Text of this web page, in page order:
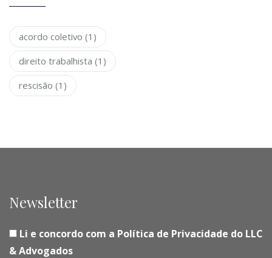
acordo coletivo (1)
direito trabalhista (1)
rescisão (1)
Newsletter
Li e concordo com a Política de Privacidade do LLC
& Advogados